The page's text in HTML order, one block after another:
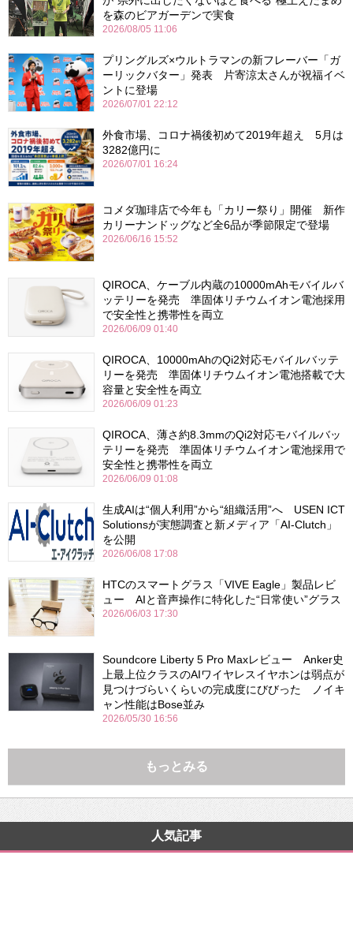
を森のビアガーデンで実食
2026/08/05 11:06
プリングルズ×ウルトラマンの新フレーバー「ガ
ーリックバター」発表 片寄涼太さんが祝福イベ
ントに登場
2026/07/01 22:12
外食市場、コロナ禍後初めて2019年超え 5月は
3282億円に
2026/07/01 16:24
コメダ珈琲店で今年も「カリー祭り」開催 新作
カリーナンドッグなど全6品が季節限定で登場
2026/06/16 15:52
QIROCA、ケーブル内蔵の10000mAhモバイルバ
ッテリーを発売 準固体リチウムイオン電池採用
で安全性と携帯性を両立
2026/06/09 01:40
QIROCA、10000mAhのQi2対応モバイルバッテ
リーを発売 準固体リチウムイオン電池搭載で大
容量と安全性を両立
2026/06/09 01:23
QIROCA、薄さ約8.3mmのQi2対応モバイルバッ
テリーを発売 準固体リチウムイオン電池採用で
安全性と携帯性を両立
2026/06/09 01:08
生成AIは“個人利用”から“組織活用”へ USEN ICT
Solutionsが実態調査と新メディア「AI-Clutch」
を公開
2026/06/08 17:08
HTCのスマートグラス「VIVE Eagle」製品レビ
ュー AIと音声操作に特化した“日常使い”グラス
2026/06/03 17:30
Soundcore Liberty 5 Pro Maxレビュー Anker史
上最上位クラスのAIワイヤレスイヤホンは弱点が
見つけづらいくらいの完成度にびびった ノイキ
ャン性能はBose並み
2026/05/30 16:56
もっとみる
人気記事